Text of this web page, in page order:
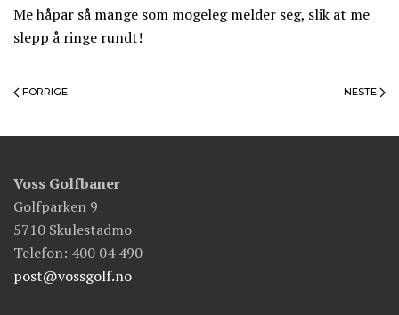
Me håpar så mange som mogeleg melder seg, slik at me
slepp å ringe rundt!
FORRIGE NESTE
Voss Golfbaner
Golfparken 9
5710 Skulestadmo
Telefon: 400 04 490
post@vossgolf.no